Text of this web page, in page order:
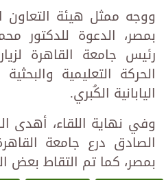
ووجه ممثل هيئة التعاون
بمصر، الدعوة للدكتور
رئيس جامعة القاهرة
الحركة التعليمية
اليابانية الكُبري.
وفي نهاية اللقاء، أهدى
الصادق درع جامعة
بمصر، كما تم التقاط بعض